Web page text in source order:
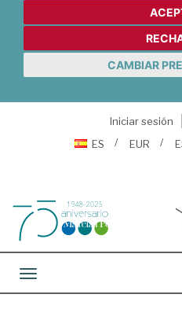
CAMBIAR
Iniciar sesión
ES
EUR
Toggle navigation